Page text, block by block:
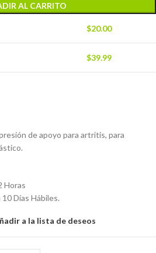
AL CARRITO
$20.00
$39.99
de apoyo para artritis, para
Horas
Días Hábiles.
a la lista de deseos